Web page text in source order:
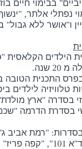
" בבימוי חיים
נפתלי אלתר, "
ו"אושר ללא גבול"
הילדים הקלאסית"
מ20 שנה.
התכנית הטובה
טלוויזיה לילדים
בסדרה"ארץ מולדת
בסדרת הדרמה"
: "רמת אביב ג
"א 101", " קפה פריז"